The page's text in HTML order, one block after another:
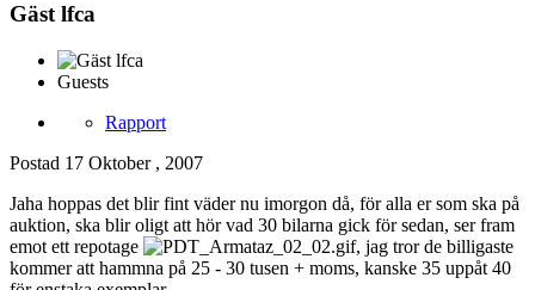
Gäst lfca
Guests
Rapport
Postad 17 Oktober , 2007
Jaha hoppas det blir fint väder nu imorgon då, för alla er som ska på
auktion, ska blir oligt att hör vad 30 bilarna gick för sedan, ser fram
emot ett repotage
, jag tror de billigaste
kommer att hammna på 25 - 30 tusen + moms, kanske 35 uppåt 40